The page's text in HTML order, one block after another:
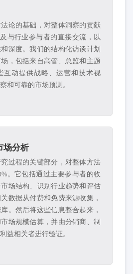
论的基础，对整体洞察的贡献
与行业参与者的直接交流，以
深度。我们的结构化访谈计划
，包括来自高管、总监和主题
互动提供战略、运营和技术视
和可靠的市场预测。
场分析
过程的关键部分，对整体方法
。它包括通过主要参与者的收
场结构、识别行业趋势和评估
数据从付费和免费来源收集，
。然后将这些信息整合起来，
场规模估算，并由分销商、制
益相关者进行验证。